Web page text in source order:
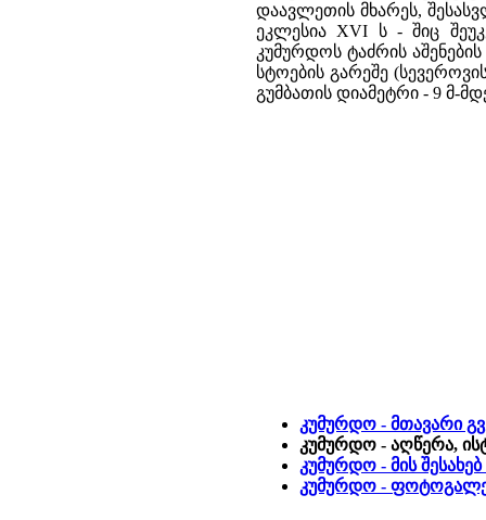
დაავლეთის მხარეს,
ეკლესია XVI ს - შიც
კუმურდოს ტაძრის
სტოების გარეშე
გუმბათის დიამეტრი - 9 მ-
კუმურდო - მთავარი
კუმურდო - აღწერა,
კუმურდო - მის
კუმურდო -